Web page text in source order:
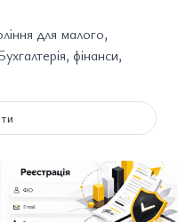
для малого,
фінанси,